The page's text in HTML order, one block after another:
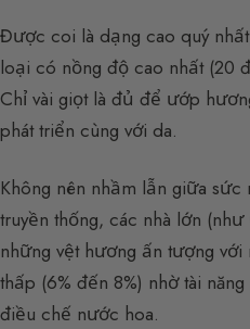
Được coi là dạng cao quý
loại có nồng độ cao nhất (20
Chỉ vài giọt là đủ để ướp
phát triển cùng với da.
Không nên nhầm lẫn giữa sức
truyền thống, các nhà lớn (như
những vệt hương ấn tượng
thấp (6% đến 8%) nhờ tài
điều chế nước hoa.